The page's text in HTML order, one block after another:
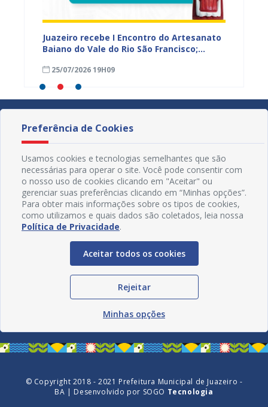
Juazeiro recebe I Encontro do Artesanato
Baiano do Vale do Rio São Francisco;
25/07/2026 19H09
Redes Sociais
© Copyright 2018 - 2021 Prefeitura Municipal de Juazeiro -
BA | Desenvolvido por SOGO Tecnologia
Preferência de Cookies
Usamos cookies e tecnologias semelhantes que são
necessárias para operar o site. Você pode consentir com
o nosso uso de cookies clicando em "Aceitar" ou
gerenciar suas preferências clicando em “Minhas opções”.
Para obter mais informações sobre os tipos de cookies,
como utilizamos e quais dados são coletados, leia nossa
Política de Privacidade.
Aceitar todos os cookies
Rejeitar
Minhas opções